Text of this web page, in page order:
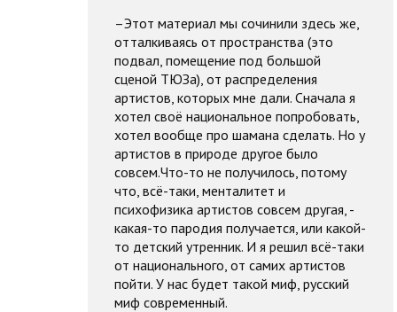
–Этот материал мы сочинили здесь же,
отталкиваясь от пространства (это
подвал, помещение под большой
сценой ТЮЗа), от распределения
артистов, которых мне дали. Сначала я
хотел своё национальное попробовать,
хотел вообще про шамана сделать. Но у
артистов в природе другое было
совсем.Что-то не получилось, потому
что, всё-таки, менталитет и
психофизика артистов совсем другая, -
какая-то пародия получается, или какой-
то детский утренник. И я решил всё-таки
от национального, от самих артистов
пойти. У нас будет такой миф, русский
миф современный.